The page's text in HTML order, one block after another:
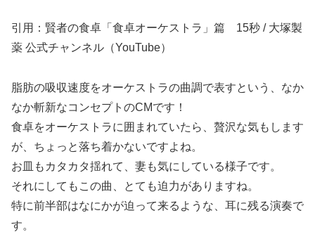
引用：賢者の食卓「食卓オーケストラ」篇 15秒 / 大塚製
薬 公式チャンネル（YouTube）
脂肪の吸収速度をオーケストラの曲調で表すという、なか
なか斬新なコンセプトのCMです！
食卓をオーケストラに囲まれていたら、贅沢な気もします
が、ちょっと落ち着かないですよね。
お皿もカタカタ揺れて、妻も気にしている様子です。
それにしてもこの曲、とても迫力がありますね。
特に前半部はなにかが迫って来るような、耳に残る演奏で
す。